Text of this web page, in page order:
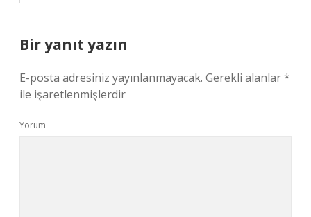
Bir yanıt yazın
E-posta adresiniz yayınlanmayacak. Gerekli alanlar*
ile işaretlenmişlerdir
Yorum